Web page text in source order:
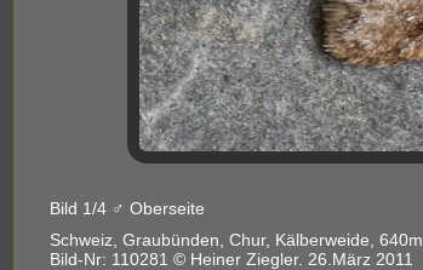
Bild 1/4 ♂ Oberseite
Schweiz, Graubünden, Chur, Kälberweide, 640m
Bild-Nr: 110281 © Heiner Ziegler. 26.März 2011